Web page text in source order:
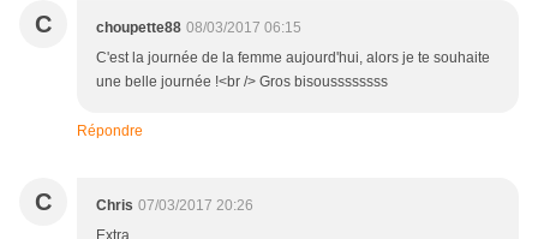
C choupette88 08/03/2017 06:15
C'est la journée de la femme aujourd'hui, alors je te souhaite
une belle journée !<br /> Gros bisoussssssss
Répondre
C Chris 07/03/2017 20:26
Extra